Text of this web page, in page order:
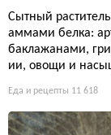
Сытный
аммами белка:
баклажанами,
ии, овощи и
Еда и рецепты 11 618